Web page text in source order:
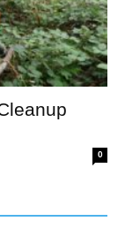
0